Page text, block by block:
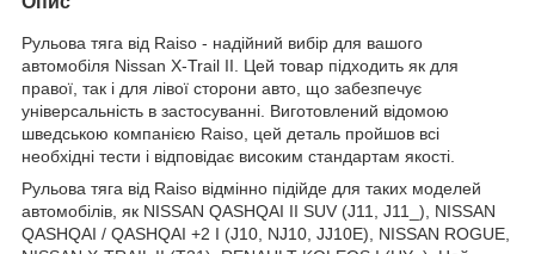
Рульова тяга від Raiso - надійний вибір для вашого
автомобіля Nissan X-Trail II. Цей товар підходить як для
правої, так і для лівої сторони авто, що забезпечує
універсальність в застосуванні. Виготовлений відомою
шведською компанією Raiso, цей деталь пройшов всі
необхідні тести і відповідає високим стандартам якості.
Рульова тяга від Raiso відмінно підійде для таких моделей
автомобілів, як NISSAN QASHQAI II SUV (J11, J11_), NISSAN
QASHQAI / QASHQAI +2 I (J10, NJ10, JJ10E), NISSAN ROGUE,